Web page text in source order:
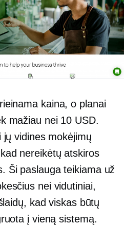
kaina, o planai
mažiau nei 10 USD.
vidines mokėjimų
nereikėtų atskiros
Ši paslauga teikiama už
nei vidutiniai,
kad viskas būtų
į vieną sistemą.